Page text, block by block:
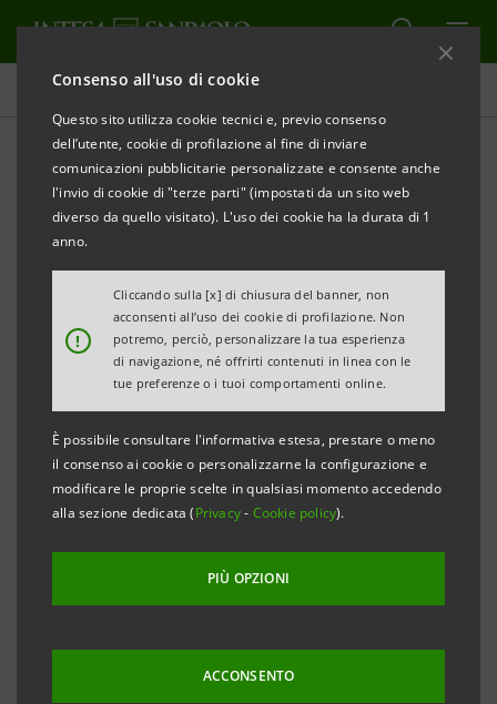
Consenso all'uso di cookie
Questo sito utilizza cookie tecnici e, previo consenso
dell’utente, cookie di profilazione al fine di inviare
comunicazioni pubblicitarie personalizzate e consente anche
l'invio di cookie di "terze parti" (impostati da un sito web
diverso da quello visitato). L'uso dei cookie ha la durata di 1
anno.
!
Cliccando sulla [x] di chiusura del banner, non
acconsenti all’uso dei cookie di profilazione. Non
potremo, perciò, personalizzare la tua esperienza
di navigazione, né offrirti contenuti in linea con le
tue preferenze o i tuoi comportamenti online.
È possibile consultare l'informativa estesa, prestare o meno
il consenso ai cookie o personalizzarne la configurazione e
modificare le proprie scelte in qualsiasi momento accedendo
alla sezione dedicata (Privacy- Cookie policy).
PIÙ OPZIONI
ACCONSENTO
Comunicati stampa
STAMPA AGGIORNA
INTESA SANPAOLO: FIRMATO L’ACCORDO PER
L’ACQUISIZIONE DEL 19,99% DI QINGDAO CITY
Torino, Milano, 12 luglio 2007– Intesa Sanpaolo ha
firmato un accordo relativo alla sottoscrizione di un
aumento di capitale per raggiungere una
partecipazione del 19,99% in Qingdao City
Commercial Bank (QCCB) per un corrispettivo
complessivo di circa 135 milioni di dollari, ovvero
a 2,2 volte il book value di QCCB (pari al patrimonio
netto a fine 2006 più un aumento di capitale di circa
15 milioni di dollari da parte di azionisti locali).